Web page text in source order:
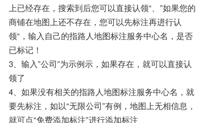
上已经存在，搜索到后您可以直接认领“、”如果您的
商铺在地图上还不存在，您可以先标注再进行认
领“，输入自己的指路人地图标注服务中心名，是否
已标记！
3、输入”公司”为示例示，如果存在，就可以直接认
领了
4、如果没有相关的指路人地图标注服务中心名，就
要先标注，如以“无限公司”有例，地图上无相信息，
就可点“免费添加标注”进行添加标注